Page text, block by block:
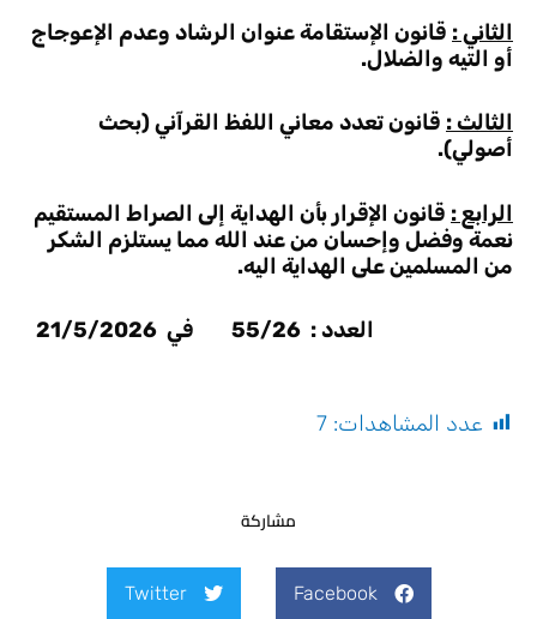
الثاني : قانون الإستقامة عنوان الرشاد وعدم الإعوجاج
أو التيه والضلال.
الثالث : قانون تعدد معاني اللفظ القرآني (بحث
أصولي).
الرابع : قانون الإقرار بأن الهداية إلى الصراط المستقيم
نعمة وفضل وإحسان من عند الله مما يستلزم الشكر
من المسلمين على الهداية اليه.
العدد : 55/26 في 21/5/2026
عدد المشاهدات: 7
مشاركة
Facebook
Twitter